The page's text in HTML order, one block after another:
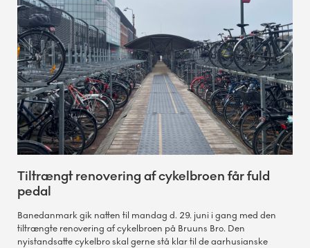
Tiltrængt renovering af cykelbroen får fuld
pedal
Banedanmark gik natten til mandag d. 29. juni i gang med den
tiltrængte renovering af cykelbroen på Bruuns Bro. Den
nyistandsatte cykelbro skal gerne stå klar til de aarhusianske